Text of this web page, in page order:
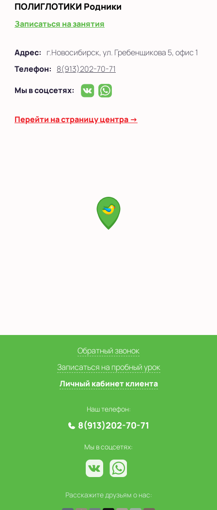
ПОЛИГЛОТИКИ Родники
Записаться на занятия
Адрес: г.Новосибирск, ул. Гребенщикова 5, офис 1
Телефон: 8(913)202-70-71
Мы в соцсетях:
Перейти на страницу центра →
Обратный звонок
Записаться на пробный урок
Личный кабинет клиента
Наш телефон:
8(913)202-70-71
Мы в соцсетях:
Расскажите друзьям о нас: